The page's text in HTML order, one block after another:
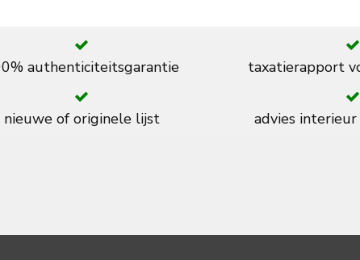
authenticiteitsgarantie taxatierapport
nieuwe of originele lijst advies